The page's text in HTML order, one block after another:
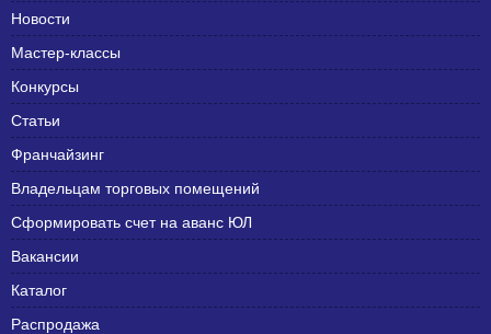
Новости
Мастер-классы
Конкурсы
Статьи
Франчайзинг
Владельцам торговых помещений
Сформировать счет на аванс ЮЛ
Вакансии
Каталог
Распродажа